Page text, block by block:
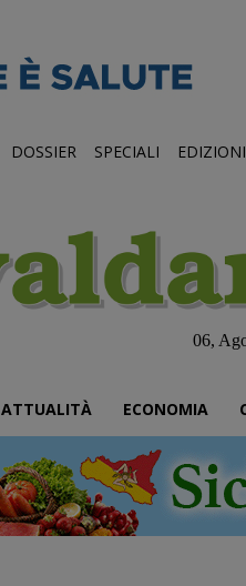
DOSSIER SPECIALI
06,
ATTUALITÀ ECONOMIA